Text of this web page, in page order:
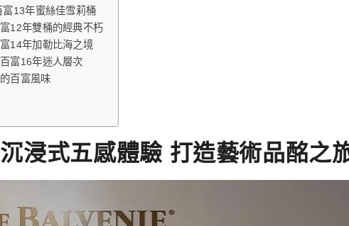
13年蜜絲佳雪莉桶
12年雙桶的經典不朽
14年加勒比海之境
富16年迷人層次
百富風味
浸式五感體驗 打造藝術品酩之